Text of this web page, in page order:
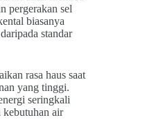
pergerakan sel
biasanya
standar
rasa haus saat
yang tinggi.
seringkali
kebutuhan air